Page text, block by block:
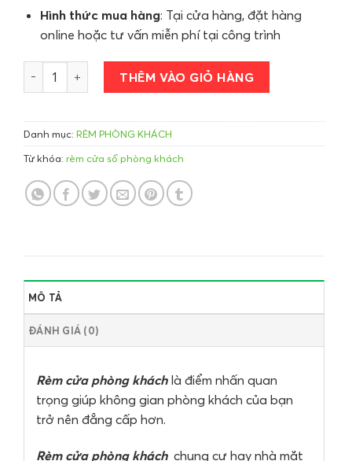
Hình thức mua hàng: Tại cửa hàng, đặt hàng
online hoặc tư vấn miễn phí tại công trình
Rèm Vải Phòng Khách số lượng
THÊM VÀO GIỎ HÀNG
Danh mục: RÈM PHÒNG KHÁCH
Từ khóa: rèm cửa sổ phòng khách
MÔ TẢ
ĐÁNH GIÁ (0)
Rèm cửa phòng kháchlà điểm nhấn quan
trọng giúp không gian phòng khách của bạn
trở nên đẳng cấp hơn.
Rèm cửa phòng khách chung cư hay nhà mặt